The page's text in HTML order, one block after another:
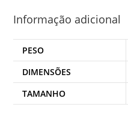
Informação adicional
PESO
DIMENSÕES
TAMANHO